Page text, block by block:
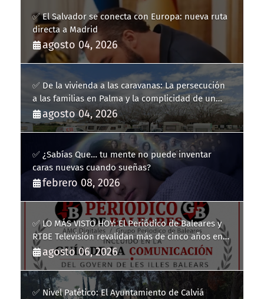
✅ El Salvador se conecta con Europa: nueva ruta
directa a Madrid
agosto 04, 2026
✅ De la vivienda a las caravanas: La persecución
a las familias en Palma y la complicidad de un
fracaso heredado
agosto 04, 2026
✅ ¿Sabías Que… tu mente no puede inventar
caras nuevas cuando sueñas?
febrero 08, 2026
✅ LO MÁS VISTO HOY: El Periódico de Baleares y
RTBE Televisión revalidan más de cinco años en
la Guía de la Comunicación del Govern de les Illes
Balears
agosto 06, 2026
✅ Nivel Patético: El Ayuntamiento de Calviá